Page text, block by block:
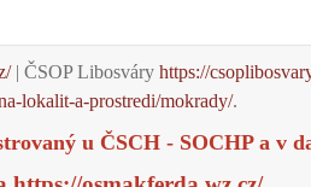
| ČSOP Libosváry https://
lokalit-a-prostredi/mokrady/.
u ČSCH - SOCHP a v